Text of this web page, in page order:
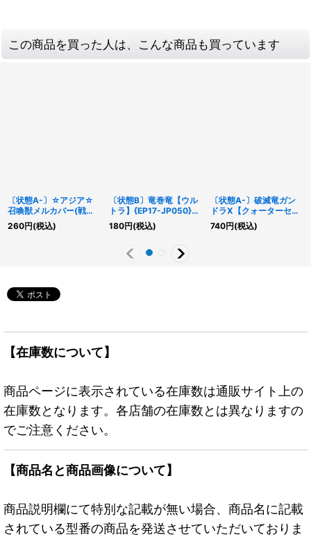
この商品を買った人は、こんな商品も買っています
〔状態A-〕☆アジア☆
召喚獣メルカバー(戦車
有り)【シークレット】
{アジアSLF1-JP027}
260円(税込)
〔状態B〕竜巻竜【ウル
トラ】{EP17-JP050}
《エクシーズ》
180円(税込)
〔状態A-〕破滅竜ガン
ドラX【クォーターセン
チュリーシークレット】
{QCDB-JP011}《モンス
740円(税込)
【在庫数について】
商品ページに表示されている在庫数は通販サイト上の
在庫数となります。各店舗の在庫数とは異なりますの
でご注意ください。
【商品名と商品画像について】
商品説明欄にて特別な記載が無い場合、商品名に記載
されている型番の商品を発送させていただいておりま